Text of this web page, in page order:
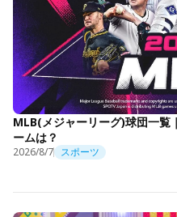
MLB(メジャーリーグ)球団一覧
ームは？
2026/8/7 スポーツ